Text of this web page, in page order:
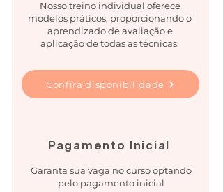
Nosso treino individual oferece
modelos práticos, proporcionando o
aprendizado de avaliação e
aplicação de todas as técnicas.
Confira disponibilidade
Pagamento Inicial
Garanta sua vaga no curso optando
pelo pagamento inicial